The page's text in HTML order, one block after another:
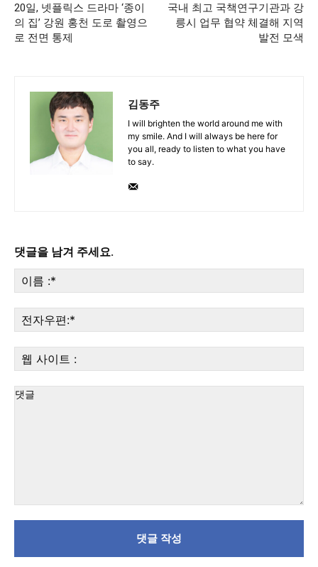
20일, 넷플릭스 드라마 ‘종이
의 집’ 강원 홍천 도로 촬영으
로 전면 통제
국내 최고 국책연구기관과 강
릉시 업무 협약 체결해 지역
발전 모색
김동주
I will brighten the world around me with
my smile. And I will always be here for
you all, ready to listen to what you have
to say.
댓글을 남겨 주세요.
름
:*
자
우
사
이